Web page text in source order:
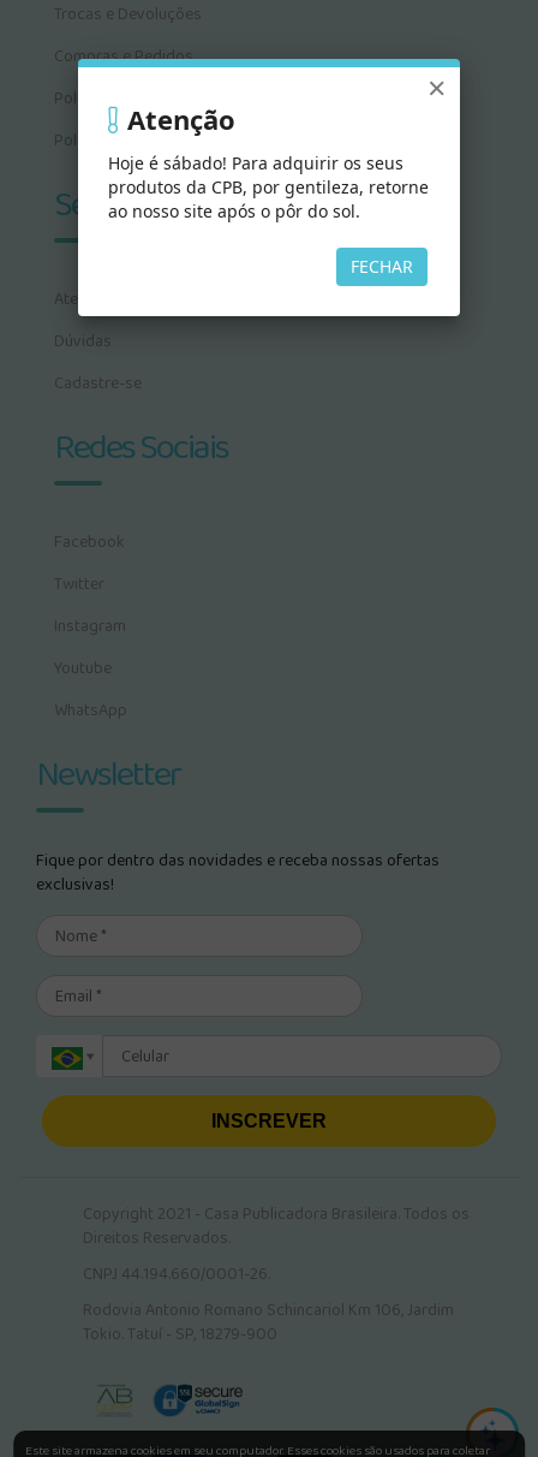
Trocas e Devoluções
Compras e Pedidos
Política de Privacidade
Política de Cookies
Serviços
Atendimento
Dúvidas
Cadastre-se
Redes Sociais
Facebook
Twitter
Instagram
Youtube
WhatsApp
Newsletter
Fique por dentro das novidades e receba nossas ofertas
exclusivas!
INSCREVER
Copyright 2021 - Casa Publicadora Brasileira. Todos os
Direitos Reservados.
CNPJ 44.194.660/0001-26.
Rodovia Antonio Romano Schincariol Km 106, Jardim
Tokio. Tatuí - SP, 18279-900
Este site armazena cookies em seu computador. Esses cookies são usados para coletar
×
Atenção
Hoje é sábado! Para adquirir os seus
produtos da CPB, por gentileza, retorne
ao nosso site após o pôr do sol.
FECHAR